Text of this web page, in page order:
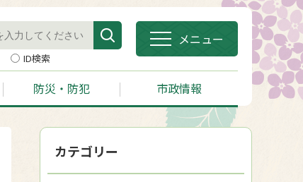
ID検索
メニュー
防災・防犯 市政情報
カテゴリー